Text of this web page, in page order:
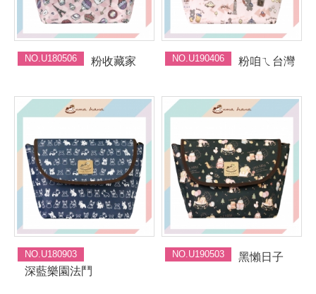
NO.U180506 粉收藏家 NO.U190406 粉咱ㄟ台灣
NO.U180903
深藍樂園法鬥
NO.U190503 黑懶日子